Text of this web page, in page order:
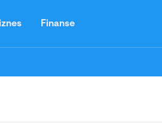
Finanse